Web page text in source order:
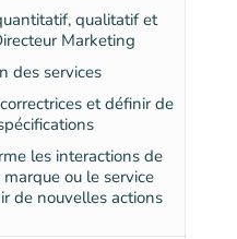
qualitatif et
Marketing
des services
et définir de
les interactions de
ou le service
de nouvelles actions